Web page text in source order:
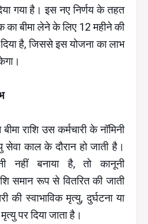
गया है। इस नए निर्णय के तहत
बीमा लेने के लिए 12 महीने की
दिया है, जिससे इस योजना का लाभ
राशि उस कर्मचारी के नॉमिनी
सेवा काल के दौरान हो जाती है।
नहीं बनाया है, तो कानूनी
समान रूप से वितरित की जाती
की स्वाभाविक मृत्यु, दुर्घटना या
पर दिया जाता है।